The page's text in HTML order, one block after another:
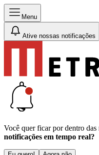
Menu
Ative nossas notificações
Você quer ficar por dentro
notificações em tempo real?